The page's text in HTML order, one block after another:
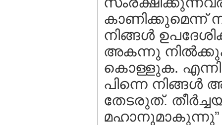
കാണിക്കുമെന്ന്‌
നിങ്ങള്‍
അകന്നു
കൊള്ളുക.
പിന്നെ നിങ്ങള്‍
തേടരുത്‌.
മഹാനുമാകുന്നു”